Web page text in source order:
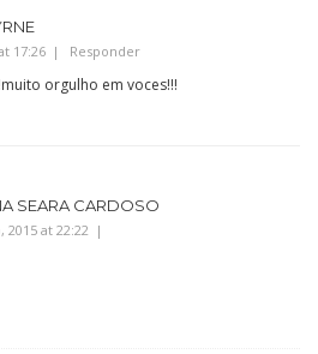
17:26 Responder
orgulho em voces!!!
SEARA CARDOSO
2015 at 22:22